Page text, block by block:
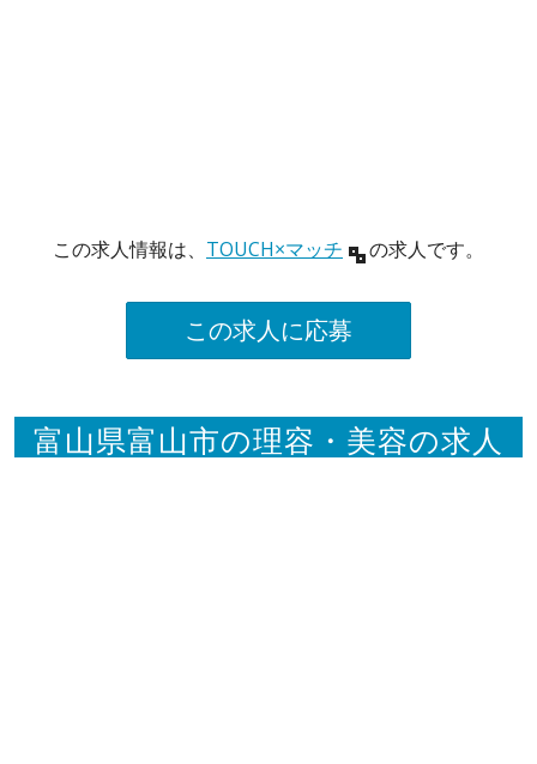
この求人情報は、 TOUCH×マッチ の求人です。
この求人に応募
富山県富山市の理容・美容の求人